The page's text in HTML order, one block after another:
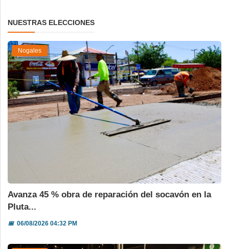
NUESTRAS ELECCIONES
Nogales
Avanza 45 % obra de reparación del socavón en la
Pluta...
📅06/08/2026 04:32 PM